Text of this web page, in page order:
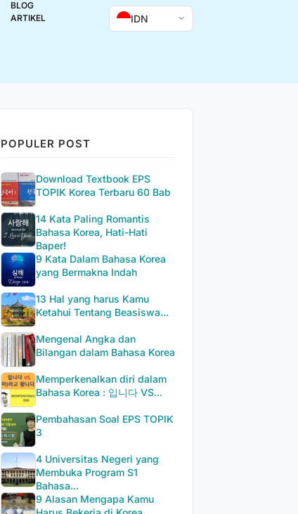
BLOG
ARTIKEL
IDN
POPULER POST
Download Textbook EPS
TOPIK Korea Terbaru 60 Bab
14 Kata Paling Romantis
Bahasa Korea, Hati-Hati
Baper!
9 Kata Dalam Bahasa Korea
yang Bermakna Indah
13 Hal yang harus Kamu
Ketahui Tentang Beasiswa...
Mengenal Angka dan
Bilangan dalam Bahasa Korea
Memperkenalkan diri dalam
Bahasa Korea : 입니다 VS...
Pembahasan Soal EPS TOPIK
3
4 Universitas Negeri yang
Membuka Program S1
Bahasa...
9 Alasan Mengapa Kamu